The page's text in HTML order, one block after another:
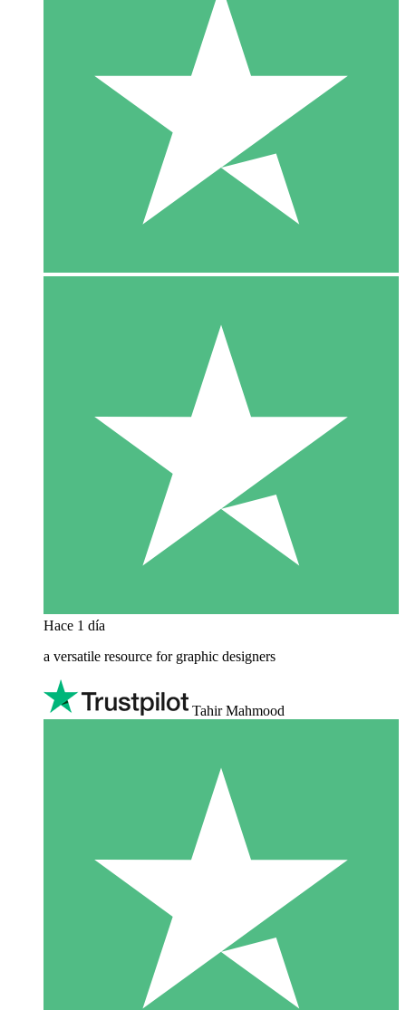
Hace 1 día
a versatile resource for graphic designers
Tahir Mahmood